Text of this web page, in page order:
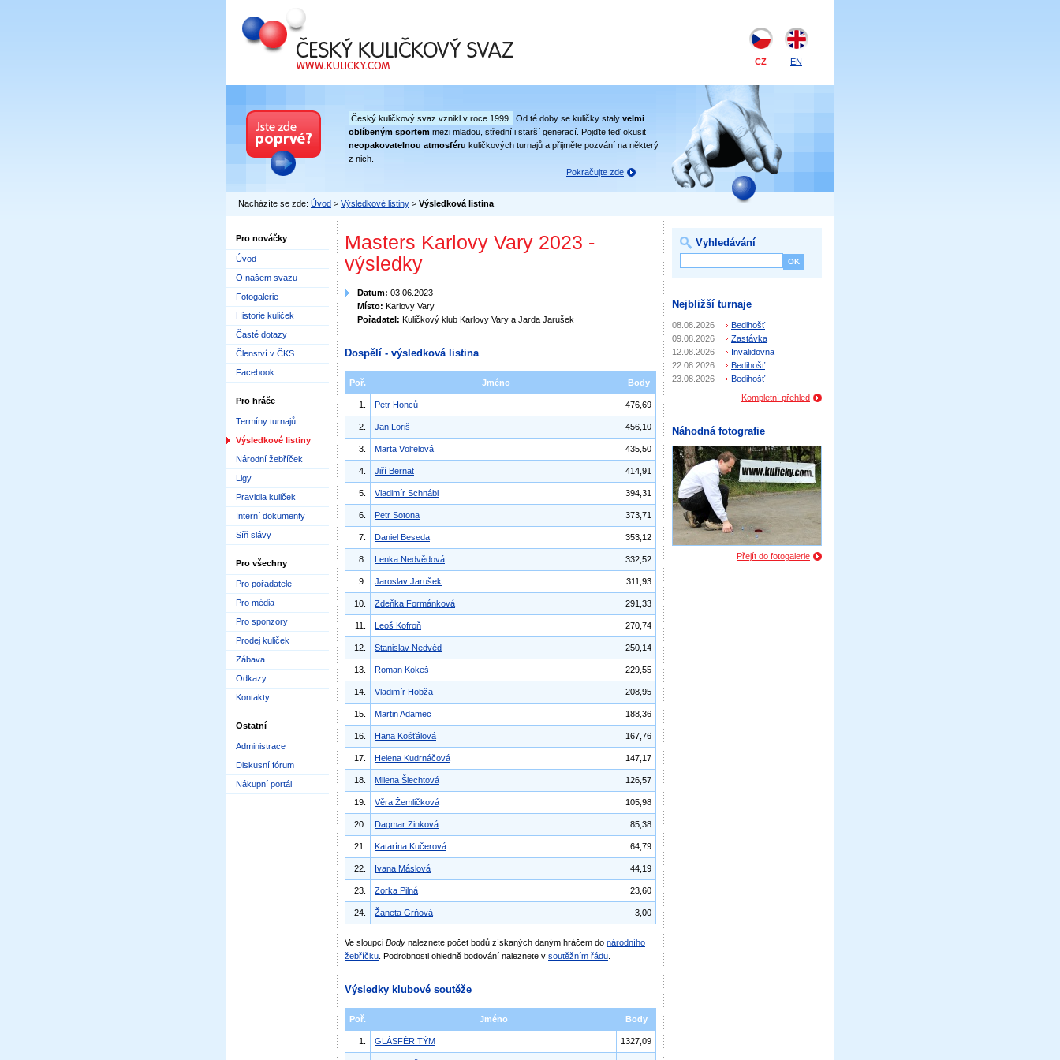
Český kuličkový svaz
CZ EN
Český kuličkový svaz vznikl v roce 1999. Od té doby se kuličky staly velmi
oblíbeným sportem mezi mladou, střední i starší generací. Pojďte teď okusit
neopakovatelnou atmosféru kuličkových turnajů a přijměte pozvání na některý
z nich.
Pokračujte zde
Nacházíte se zde: Úvod > Výsledkové listiny > Výsledková listina
Pro nováčky
Úvod
O našem svazu
Fotogalerie
Historie kuliček
Časté dotazy
Členství v ČKS
Facebook
Pro hráče
Termíny turnajů
Výsledkové listiny
Národní žebříček
Ligy
Pravidla kuliček
Interní dokumenty
Síň slávy
Pro všechny
Pro pořadatele
Pro média
Pro sponzory
Prodej kuliček
Zábava
Odkazy
Kontakty
Ostatní
Administrace
Diskusní fórum
Nákupní portál
Masters Karlovy Vary 2023 -
výsledky
Datum: 03.06.2023
Místo: Karlovy Vary
Pořadatel: Kuličkový klub Karlovy Vary a Jarda Jarušek
Dospělí - výsledková listina
Poř. Jméno Body
1. Petr Honců 476,69
2. Jan Loriš 456,10
3. Marta Völfelová 435,50
4. Jiří Bernat 414,91
5. Vladimír Schnábl 394,31
6. Petr Sotona 373,71
7. Daniel Beseda 353,12
8. Lenka Nedvědová 332,52
9. Jaroslav Jarušek 311,93
10. Zdeňka Formánková 291,33
11. Leoš Kofroň 270,74
12. Stanislav Nedvěd 250,14
13. Roman Kokeš 229,55
14. Vladimír Hobža 208,95
15. Martin Adamec 188,36
16. Hana Košťálová 167,76
17. Helena Kudrnáčová 147,17
18. Milena Šlechtová 126,57
19. Věra Žemličková 105,98
20. Dagmar Zinková 85,38
21. Katarína Kučerová 64,79
22. Ivana Máslová 44,19
23. Zorka Pilná 23,60
24. Žaneta Grňová 3,00
Ve sloupci Body naleznete počet bodů získaných daným hráčem do národního
žebříčku . Podrobnosti ohledně bodování naleznete v soutěžním řádu
Výsledky klubové soutěže
Poř. Jméno Body
1. GLÁSFÉR TÝM 1327,09
Vyhledávání
Nejbližší turnaje
08.08.2026
Bedihošť
09.08.2026
Zastávka
12.08.2026
Invalidovna
22.08.2026
Bedihošť
23.08.2026
Bedihošť
Kompletní přehled
Náhodná fotografie
Přejít do fotogalerie